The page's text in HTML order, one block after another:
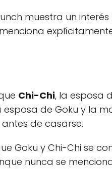
muestra un
Chi-Chi, la esposa
de Goku y la
de casarse.
Goku y Chi-Chi se
nunca se